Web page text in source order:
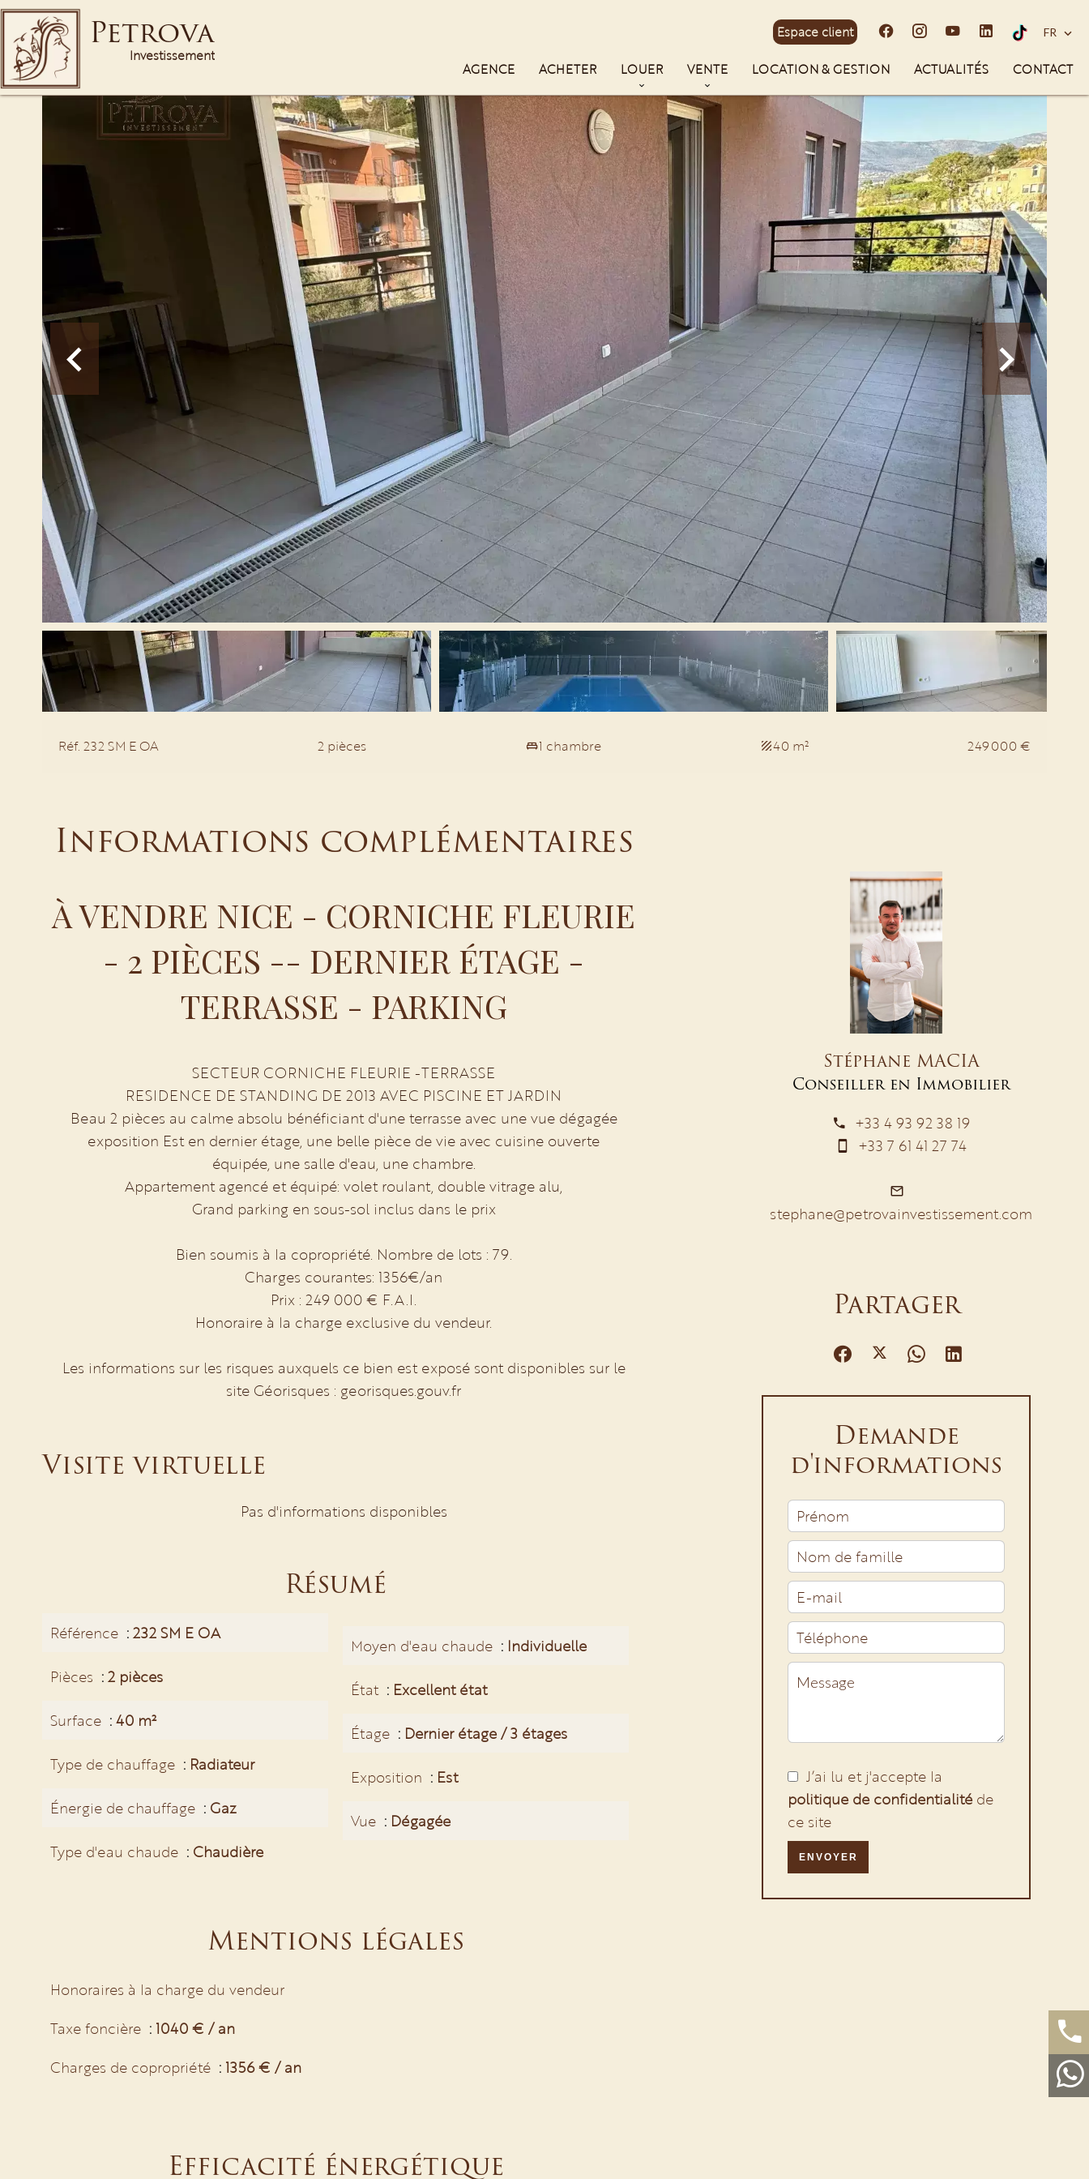
Petrova
Investissement
Espace client FR
AGENCE ACHETER LOUER VENTE LOCATION & GESTION ACTUALITÉS CONTACT
Réf. 232 SM E OA 2 pièces 1 chambre 40 m² 249 000 €
Informations complémentaires
À VENDRE NICE - CORNICHE FLEURIE
- 2 PIÈCES -- DERNIER ÉTAGE -
TERRASSE - PARKING
SECTEUR CORNICHE FLEURIE -TERRASSE
RESIDENCE DE STANDING DE 2013 AVEC PISCINE ET JARDIN
Beau 2 pièces au calme absolu bénéficiant d'une terrasse avec une vue dégagée
exposition Est en dernier étage, une belle pièce de vie avec cuisine ouverte
équipée, une salle d'eau, une chambre.
Appartement agencé et équipé: volet roulant, double vitrage alu,
Grand parking en sous-sol inclus dans le prix
Bien soumis à la copropriété. Nombre de lots : 79.
Charges courantes: 1356€/an
Prix : 249 000 € F.A.I.
Honoraire à la charge exclusive du vendeur.
Les informations sur les risques auxquels ce bien est exposé sont disponibles sur le
site Géorisques : georisques.gouv.fr
Visite virtuelle
Pas d'informations disponibles
Résumé
Référence 232 SM E OA
Pièces 2 pièces
Surface 40 m²
Type de chauffage Radiateur
Énergie de chauffage Gaz
Type d'eau chaude Chaudière
Moyen d'eau chaude Individuelle
État Excellent état
Étage Dernier étage / 3 étages
Exposition Est
Vue Dégagée
Mentions légales
Honoraires à la charge du vendeur
Taxe foncière
1040 € / an
Charges de copropriété
1356 € / an
Efficacité énergétique
Stéphane MACIA
Conseiller en Immobilier
+33 4 93 92 38 19
+33 7 61 41 27 74
stephane@petrovainvestissement.com
Partager
Demande
d'informations
J’ai lu et j'accepte la
politique de confidentialitéde
ce site
ENVOYER